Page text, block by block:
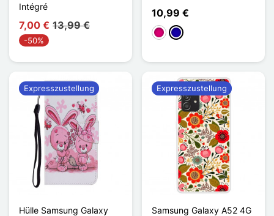
Intégré
7,00 € 13,99 €
-50%
10,99 €
MagentaDunkelblau
Hülle Samsung Galaxy
Expresszustellung
Samsung Galaxy A52 4G
Expresszustellung